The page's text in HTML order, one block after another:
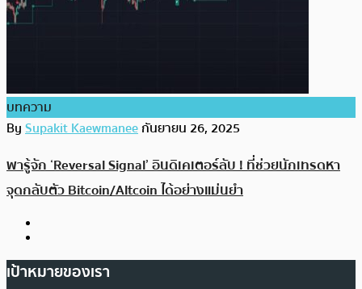
บทความ
BySupakit Kaewmaneeกันยายน 26, 2025
พารู้จัก ‘Reversal Signal’ อินดิเคเตอร์ลับ ! ที่ช่วยนักเทรดหา
จุดกลับตัว Bitcoin/Altcoin ได้อย่างแม่นยำ
เป้าหมายของเรา